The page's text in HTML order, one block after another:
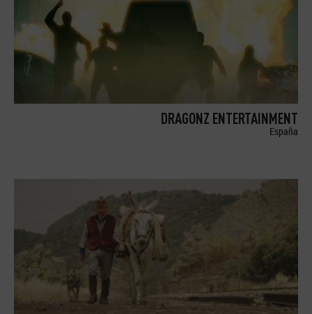
DRAGONZ ENTERTAINMENT
España